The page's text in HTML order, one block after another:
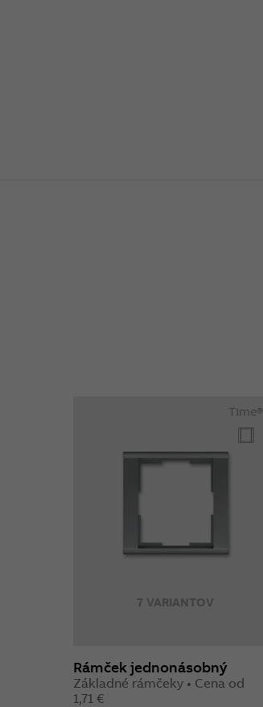
7 VARIANTOV
Time®
Rámček jednonásobný
Základné rámčeky • Cena od
1,71 €